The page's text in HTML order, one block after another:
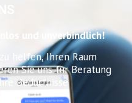
und unverbindlich!
helfen, Ihren Raum
Sie uns für Beratung
Bedürfnisse